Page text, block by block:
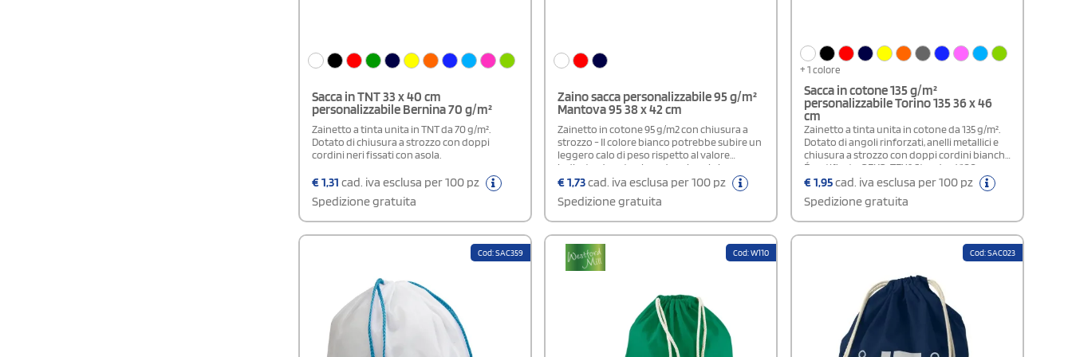
Sacca in TNT 33 x 40 cm
personalizzabile Bernina 70 g/m²
Zainetto a tinta unita in TNT da 70 g/m².
Dotato di chiusura a strozzo con doppi
cordini neri fissati con asola.
€1,31 cad. iva esclusa per 100 pz
Spedizione gratuita
Zaino sacca personalizzabile 95 g/m²
Mantova 95 38 x 42 cm
Zainetto in cotone 95 g/m2 con chiusura a
strozzo - Il colore bianco potrebbe subire un
leggero calo di peso rispetto al valore
indicato, dovuto al candeggio cui viene
sottoposto
€1,73cad. iva esclusa per 100 pz
Spedizione gratuita
+ 1 colore
Sacca in cotone 135 g/m²
personalizzabile Torino 135 36 x 46
cm
Zainetto a tinta unita in cotone da 135 g/m².
Dotato di angoli rinforzati, anelli metallici e
chiusura a strozzo con doppi cordini bianchi.
É certificato OEKO-TEX® Standard 100.
€1,95cad. iva esclusa per 100 pz
Spedizione gratuita
Cod: SAC359 Cod: W110 Cod: SAC023